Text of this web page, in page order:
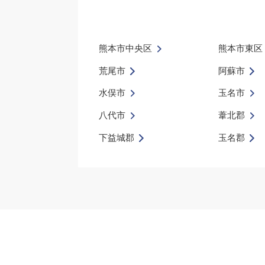
熊本市中央区 熊本市東区
荒尾市 阿蘇市
水俣市 玉名市
八代市 葦北郡
下益城郡 玉名郡